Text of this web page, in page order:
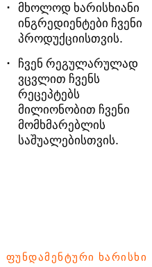
მხოლოდ ხარისხიანი
ინგრედიენტები ჩვენი
პროდუქციისთვის.
ჩვენ რეგულარულად
ვცვლით ჩვენს
რეცეპტებს
მილიონობით ჩვენი
მომხმარებლის
საშუალებისთვის.
ᲤᲣᲜᲓᲐᲛᲔᲜᲢᲣᲠᲘ ᲮᲐᲠᲘᲡᲮᲘ